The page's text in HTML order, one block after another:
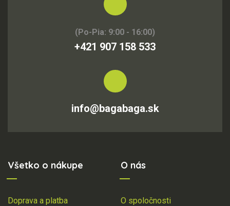
(Po-Pia: 9:00 - 16:00)
+421 907 158 533
info@bagabaga.sk
Všetko o nákupe
Doprava a platba
O nás
O spoločnosti